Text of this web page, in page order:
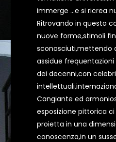
immerge ...e si ricrea
Ritrovando in questo
nuove forme,stimoli
sconosciuti,mettendo
assidue
dei decenni,con
Cangiante ed
esposizione pittorica
proietta in una
conoscenza,in un